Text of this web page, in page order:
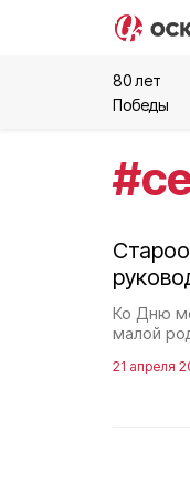
80 лет
Победы
#
Ко Дню
малой
21 апреля